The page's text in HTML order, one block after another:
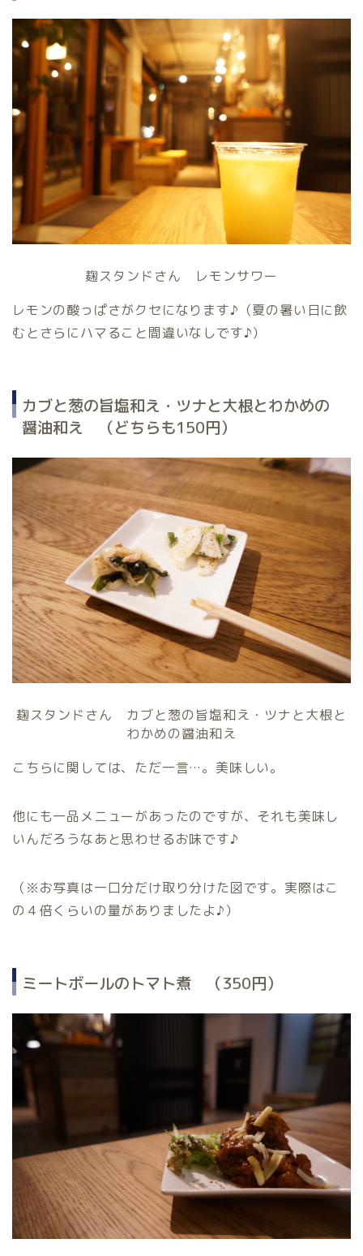
麹スタンドさん レモンサワー
レモンの酸っぱさがクセになります♪（夏の暑い日に飲
むとさらにハマること間違いなしです♪）
カブと葱の旨塩和え・ツナと大根とわかめの
醤油和え （どちらも150円）
麹スタンドさん カブと葱の旨塩和え・ツナと大根と
わかめの醤油和え
こちらに関しては、ただ一言…。美味しい。
他にも一品メニューがあったのですが、それも美味し
いんだろうなあと思わせるお味です♪
（※お写真は一口分だけ取り分けた図です。実際はこ
の４倍くらいの量がありましたよ♪）
ミートボールのトマト煮 （350円）